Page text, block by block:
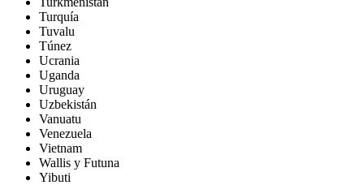
Turquía
Tuvalu
Túnez
Ucrania
Uganda
Uruguay
Uzbekistán
Vanuatu
Venezuela
Vietnam
Wallis y Futuna
Yibuti